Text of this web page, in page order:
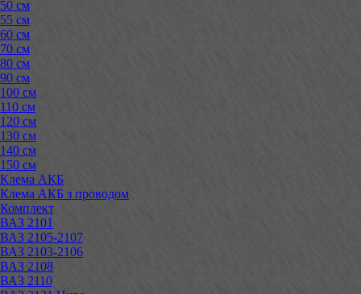
50 см
55 см
60 см
70 см
80 см
90 см
100 см
110 см
120 см
130 см
140 см
150 см
Клема АКБ
Клема АКБ з проводом
Комплект
ВАЗ 2101
ВАЗ 2105-2107
ВАЗ 2103-2106
ВАЗ 2108
ВАЗ 2110